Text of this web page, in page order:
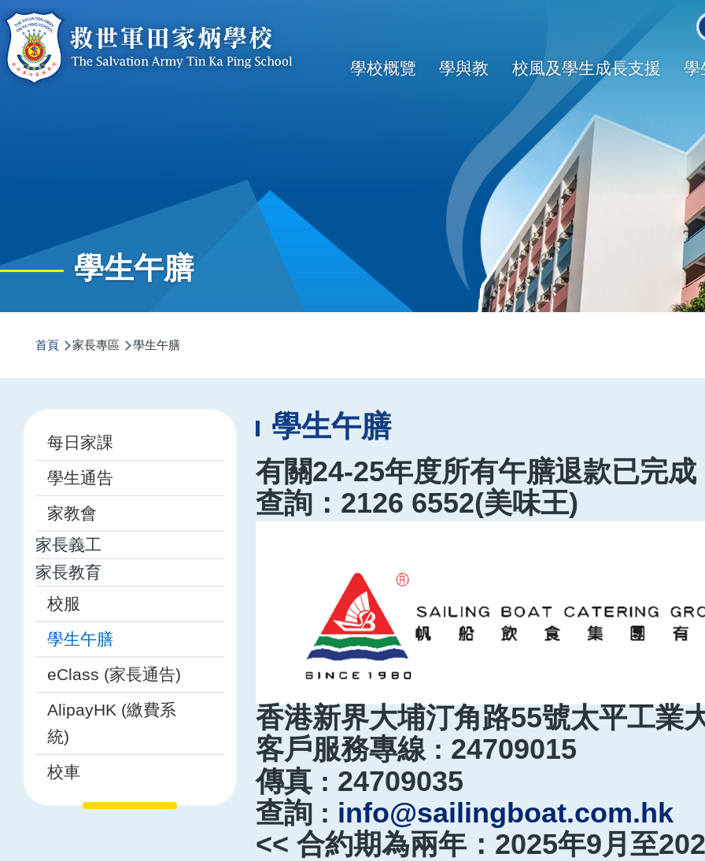
移至主內容
學校概覽 學與教 校風及學生成長支援 學
學生午膳
航
連
結
首頁 家長專區 學生午膳
學生午膳
有關24-25年度所有午膳退款已完
查詢：2126 6552(美味王)
香港新界大埔汀角路55號太平工業
客戶服務專線 : 24709015
傳真 : 24709035
查詢 : info@sailingboat.com.hk
<< 合約期為兩年：2025年9月至
Main
navigation
每日家課
學生通告
家教會
家長義工
家長教育
校服
學生午膳
eClass (家長通告)
AlipayHK (繳費系
統)
校車